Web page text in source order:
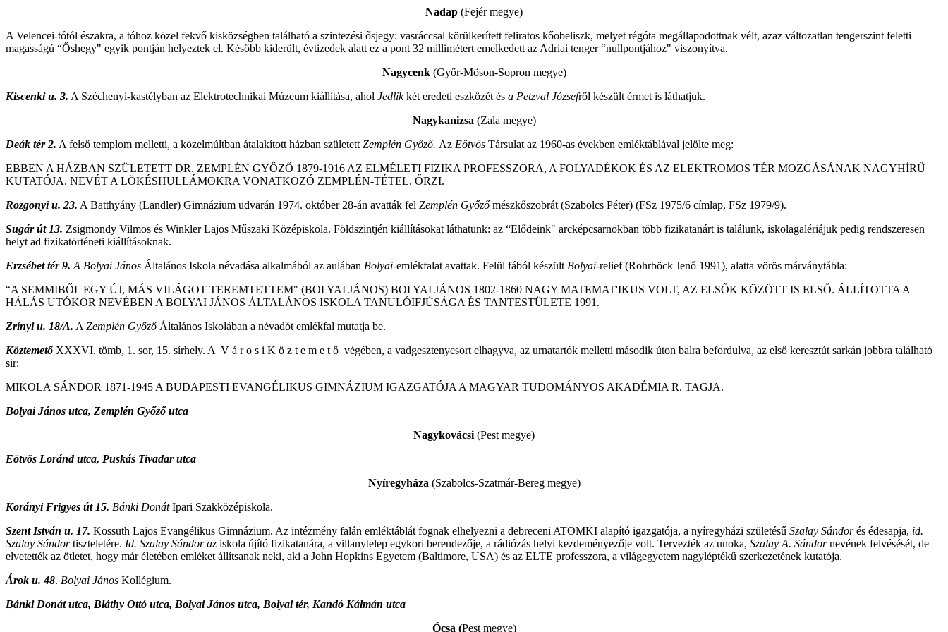
Nadap (Fejér megye)
A Velencei-tótól északra, a tóhoz közel fekvő kisközségben található a szintezési ősjegy: vasráccsal körülkerített feliratos kőobeliszk, melyet régóta megállapodottnak vélt, azaz változatlan tengerszint feletti
magasságú “Őshegy" egyik pontján helyeztek el. Később kiderült, évtizedek alatt ez a pont 32 millimétert emelkedett az Adriai tenger “nullpontjához" viszonyítva.
Nagycenk (Győr-Möson-Sopron megye)
Kiscenki u. 3. A Széchenyi-kastélyban az Elektrotechnikai Múzeum kiállítása, ahol Jedlikkét eredeti eszközét és a Petzval Józsefről készült érmet is láthatjuk.
Nagykanizsa (Zala megye)
Deák tér 2. A felső templom melletti, a közelmúltban átalakított házban született Zemplén Győző. Az Eötvös Társulat az 1960-as években emléktáblával jelölte meg:
EBBEN A HÁZBAN SZÜLETETT DR. ZEMPLÉN GYŐZŐ 1879-1916 AZ ELMÉLETI FIZIKA PROFESSZORA, A FOLYADÉKOK ÉS AZ ELEKTROMOS TÉR MOZGÁSÁNAK NAGYHÍRŰ
KUTATÓJA. NEVÉT A LÖKÉSHULLÁMOKRA VONATKOZÓ ZEMPLÉN-TÉTEL. ŐRZI.
Rozgonyi u. 23. A Batthyány (Landler) Gimnázium udvarán 1974. október 28-án avatták fel Zemplén Győzőmészkőszobrát (Szabolcs Péter) (FSz 1975/6 címlap, FSz 1979/9).
Sugár út 13. Zsigmondy Vilmos és Winkler Lajos Műszaki Középiskola. Földszintjén kiállításokat láthatunk: az “Elődeink" arcképcsarnokban több fizikatanárt is találunk, iskolagalériájuk pedig rendszeresen
helyt ad fizikatörténeti kiállításoknak.
Erzsébet tér 9. A Bolyai János Általános Iskola névadása alkalmából az aulában Bolyai-emlékfalat avattak. Felül fából készült Bolyai-relief (Rohrböck Jenő 1991), alatta vörös márványtábla:
“A SEMMIBŐL EGY ÚJ, MÁS VILÁGOT TEREMTETTEM" (BOLYAI JÁNOS) BOLYAI JÁNOS 1802-1860 NAGY MATEMAT'IKUS VOLT, AZ ELSŐK KÖZÖTT IS ELSŐ. ÁLLÍTOTTA A
HÁLÁS UTÓKOR NEVÉBEN A BOLYAI JÁNOS ÁLTALÁNOS ISKOLA TANULÓIFJÚSÁGA ÉS TANTESTÜLETE 1991.
Zrínyi u. 18/A. A Zemplén Győző Általános Iskolában a névadót emlékfal mutatja be.
KöztemetőXXXVI. tömb, 1. sor, 15. sírhely. A V á r o s i K ö z t e m e t ő végében, a vadgesztenyesort elhagyva, az urnatartók melletti második úton balra befordulva, az első keresztút sarkán jobbra található
sir:
MIKOLA SÁNDOR 1871-1945 A BUDAPESTI EVANGÉLIKUS GIMNÁZIUM IGAZGATÓJA A MAGYAR TUDOMÁNYOS AKADÉMIA R. TAGJA.
Bolyai János utca, Zemplén Győző utca
Nagykovácsi (Pest megye)
Eötvös Loránd utca, Puskás Tivadar utca
Nyíregyháza (Szabolcs-Szatmár-Bereg megye)
Korányi Frigyes út 15. Bánki DonátIpari Szakközépiskola.
Szent István u. 17. Kossuth Lajos Evangélikus Gimnázium. Az intézmény falán emléktáblát fognak elhelyezni a debreceni ATOMKI alapító igazgatója, a nyíregyházi születésű Szalay Sándorés édesapja, id.
Szalay Sándortiszteletére. Id. Szalay Sándor az iskola újító fizikatanára, a villanytelep egykori berendezője, a rádiózás helyi kezdeményezője volt. Tervezték az unoka, Szalay A. Sándornevének felvésését, de
elvetették az ötletet, hogy már életében emléket állítsanak neki, aki a John Hopkins Egyetem (Baltimore, USA) és az ELTE professzora, a világegyetem nagyléptékű szerkezetének kutatója.
Árok u. 48. Bolyai János Kollégium.
Bánki Donát utca, Bláthy Ottó utca, Bolyai János utca, Bolyai tér, Kandó Kálmán utca
Ócsa (Pest megye)